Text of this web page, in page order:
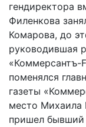
гендиректора
Филенкова
Комарова, до
руководившая
«Коммерсантъ-
поменялся
газеты
место Михаила
пришел бывший